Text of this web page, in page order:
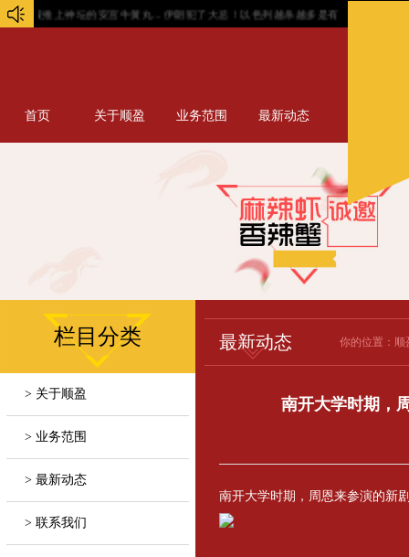
被推上神坛的安宫牛黄丸... 伊朗犯了大忌！以色列越杀越多是有原因的...
首页 关于顺盈 业务范围 最新动态
栏目分类
> 关于顺盈
> 业务范围
> 最新动态
> 联系我们
最新动态 你的位置： 顺
南开大学时期，
南开大学时期，周恩来参演的新